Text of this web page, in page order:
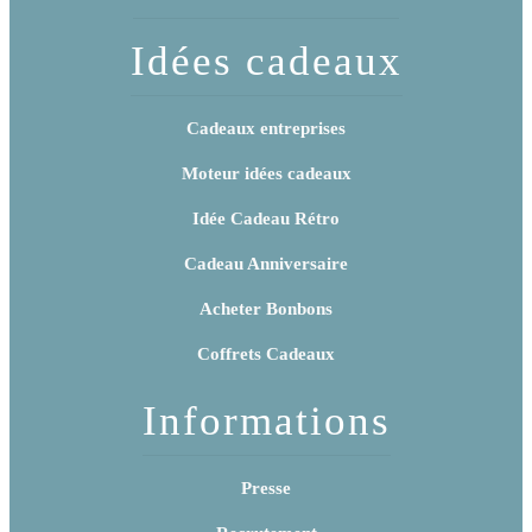
Idées cadeaux
Cadeaux entreprises
Moteur idées cadeaux
Idée Cadeau Rétro
Cadeau Anniversaire
Acheter Bonbons
Coffrets Cadeaux
Informations
Presse